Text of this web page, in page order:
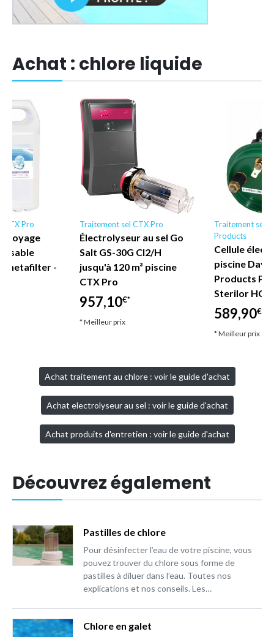
Achat : chlore liquide
CTX Pro
sable
netafilter -
Traitement sel CTX Pro
Électrolyseur au sel Go
Salt GS-30G Cl2/H
jusqu'à 120 m³ piscine
CTX Pro
957,10€*
* Meilleur prix
Traitement sel
Products
Cellule
piscine
Products
Sterilor
589,90€*
* Meilleur prix
Achat traitement au chlore : voir le guide d'achat
Achat electrolyseur au sel : voir le guide d'achat
Achat produits d'entretien : voir le guide d'achat
Découvrez également
Pastilles de chlore
Pour désinfecter l’eau de votre piscine, vous
pouvez trouver du chlore sous forme de
pastilles à diluer dans l’eau. Toutes nos
explications et nos conseils. Les…
Chlore en galet